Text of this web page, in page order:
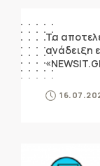
Τα
ανάδειξη